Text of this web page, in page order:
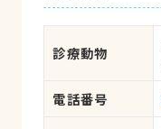
診療動物
電話番号